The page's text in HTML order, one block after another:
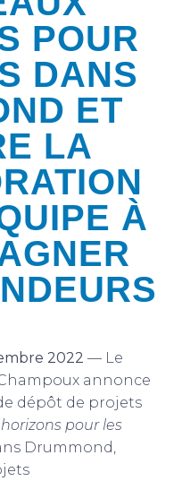
POUR
DANS
ET
LA
À
2022 — Le
annonce
dépôt de projets
pour les
Drummond,